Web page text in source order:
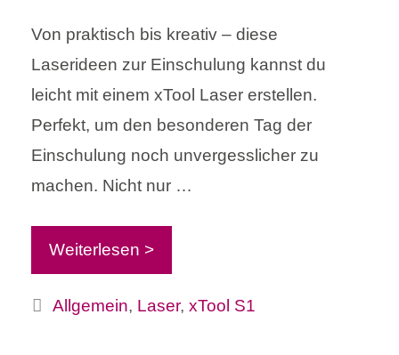
Von praktisch bis kreativ – diese
Laserideen zur Einschulung kannst du
leicht mit einem xTool Laser erstellen.
Perfekt, um den besonderen Tag der
Einschulung noch unvergesslicher zu
machen. Nicht nur …
Weiterlesen >
Kategorien
Allgemein, Laser,xTool S1